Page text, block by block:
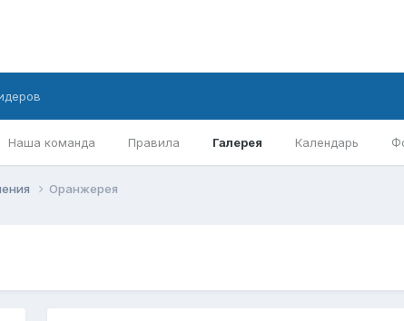
Наша команда Правила Галерея Календарь
Оранжерея